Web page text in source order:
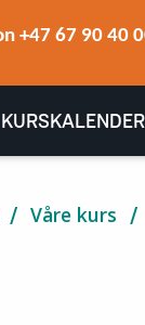
+47 67 90 40
KURSKALENDER
Våre kurs